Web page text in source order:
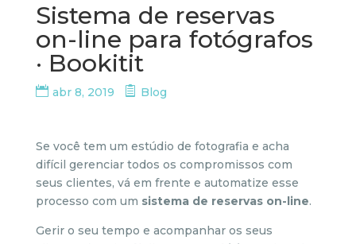
Sistema de reservas
on-line para fotógrafos
· Bookitit
abr 8, 2019 Blog
Se você tem um estúdio de fotografia e acha
difícil gerenciar todos os compromissos com
seus clientes, vá em frente e automatize esse
processo com um sistema de reservas on-line.
Gerir o seu tempo e acompanhar os seus